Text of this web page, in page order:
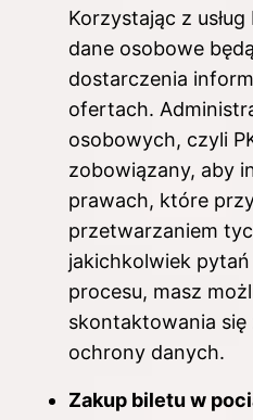
Korzystając z
dane osobowe
dostarczenia
ofertach.
osobowych, czyli
zobowiązany, aby
prawach, które
przetwarzaniem
jakichkolwiek
procesu, masz
skontaktowania
ochrony danych.
Zakup biletu w